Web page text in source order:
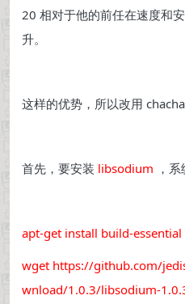
20 相对于他的前任在速度和
升。
这样的优势，所以改用
首先，要安装 libsodium ，
apt-get install build-essential
wget https://github.com/
wnload/1.0.3/libsodium-